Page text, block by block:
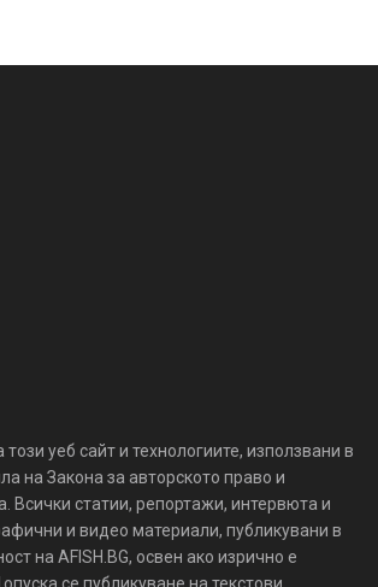
уеб сайт и технологиите, използвани в
на Закона за авторското право и
Всички статии, репортажи, интервюта и
и видео материали, публикувани в
на AFISH.BG, освен ако изрично е
се публикуване на текстови